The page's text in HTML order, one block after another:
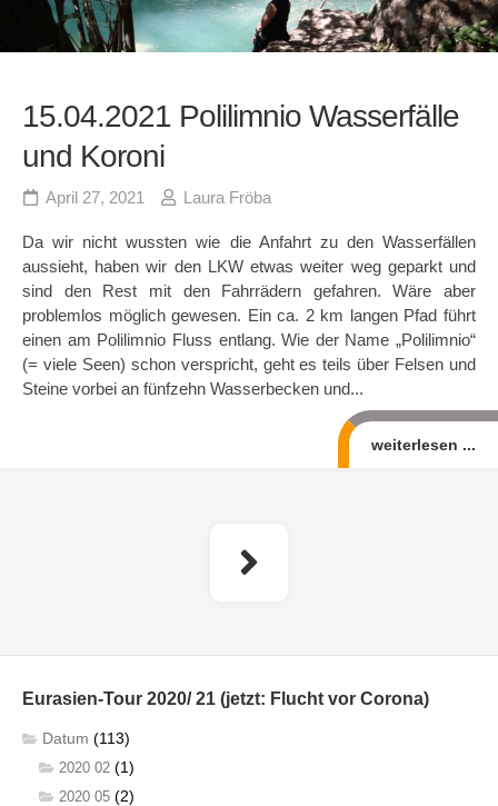
15.04.2021 Polilimnio Wasserfälle
und Koroni
April 27, 2021 Laura Fröba
Da wir nicht wussten wie die Anfahrt zu den Wasserfällen
aussieht, haben wir den LKW etwas weiter weg geparkt und
sind den Rest mit den Fahrrädern gefahren. Wäre aber
problemlos möglich gewesen. Ein ca. 2 km langen Pfad führt
einen am Polilimnio Fluss entlang. Wie der Name „Polilimnio“
(= viele Seen) schon verspricht, geht es teils über Felsen und
Steine vorbei an fünfzehn Wasserbecken und...
weiterlesen ...
Eurasien-Tour 2020/ 21 (jetzt: Flucht vor Corona)
Datum (113)
2020 02 (1)
2020 05 (2)